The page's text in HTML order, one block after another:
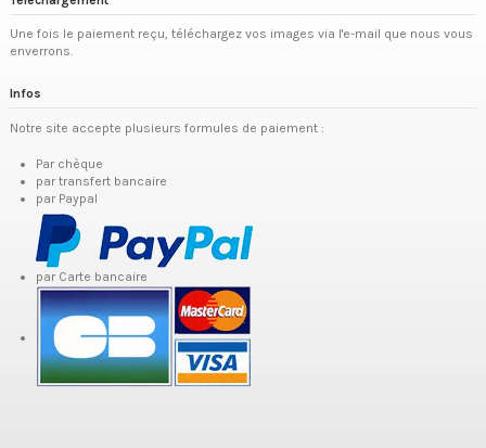
Une fois le paiement reçu, téléchargez vos images via l'e-mail que nous vous
enverrons.
Infos
Notre site accepte plusieurs formules de paiement :
Par chèque
par transfert bancaire
par Paypal
par Carte bancaire